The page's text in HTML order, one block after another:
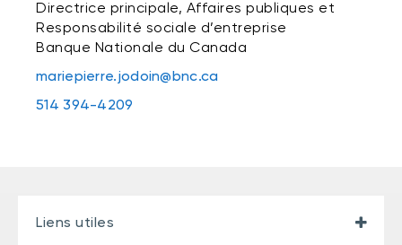
Directrice principale, Affaires publiques et
Responsabilité sociale d’entreprise
Banque Nationale du Canada
mariepierre.jodoin@bnc.ca
514 394-4209
Liens utiles